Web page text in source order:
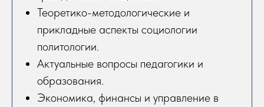
Теоретико-методологические и
прикладные аспекты социологии
политологии.
Актуальные вопросы педагогики и
образования.
Экономика, финансы и управление в